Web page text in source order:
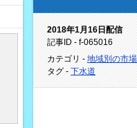
2018年1月16日配信
記事ID - f-065016
カテゴリ - 地域別の市
タグ - 下水道